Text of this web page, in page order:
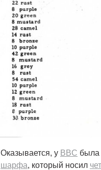
Оказывается, у BBC была
шарфа, который носил